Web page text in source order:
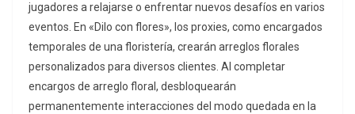
jugadores a relajarse o enfrentar nuevos desafíos en varios
eventos. En «Dilo con flores», los proxies, como encargados
temporales de una floristería, crearán arreglos florales
personalizados para diversos clientes. Al completar
encargos de arreglo floral, desbloquearán
permanentemente interacciones del modo quedada en la